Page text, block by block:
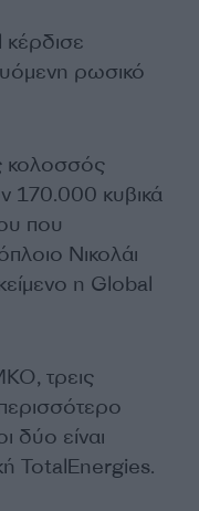
κέρδισε
ρωσικό
κολοσσός
170.000 κυβικά
που
Νικολάι
η Global
τρεις
δύο είναι
TotalEnergies.